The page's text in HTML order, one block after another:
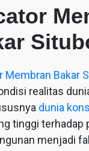
Membran Bakar
realitas
dunia
tinggi terhadap
menjadi